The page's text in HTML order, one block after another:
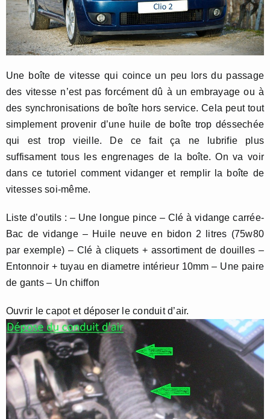
Une boîte de vitesse qui coince un peu lors du passage
des vitesse n’est pas forcément dû à un embrayage ou à
des synchronisations de boîte hors service. Cela peut tout
simplement provenir d’une huile de boîte trop déssechée
qui est trop vieille. De ce fait ça ne lubrifie plus
suffisament tous les engrenages de la boîte. On va voir
dans ce tutoriel comment vidanger et remplir la boîte de
vitesses soi-même.
Liste d’outils : – Une longue pince – Clé à vidange carrée-
Bac de vidange – Huile neuve en bidon 2 litres (75w80
par exemple) – Clé à cliquets + assortiment de douilles –
Entonnoir + tuyau en diametre intérieur 10mm – Une paire
de gants – Un chiffon
Ouvrir le capot et déposer le conduit d’air.